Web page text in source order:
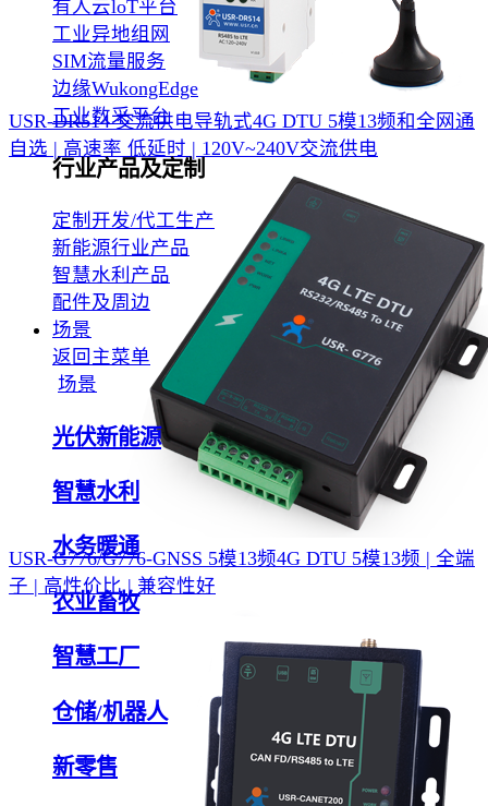
有人云loT平台
工业异地组网
SIM流量服务
边缘WukongEdge
工业数采平台
行业产品及定制
定制开发/代工生产
新能源行业产品
智慧水利产品
配件及周边
场景
返回主菜单
场景
光伏新能源
智慧水利
水务暖通
农业畜牧
智慧工厂
仓储/机器人
新零售
USR-DR514 交流供电导轨式4G DTU 5模13频和全网通
自选 | 高速率 低延时 | 120V~240V交流供电
USR-G776/G776-GNSS 5模13频4G DTU 5模13频 | 全端
子 | 高性价比 | 兼容性好